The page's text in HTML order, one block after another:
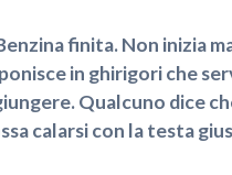
finita. Non inizia
in ghirigori che
Qualcuno dice
calarsi con la testa